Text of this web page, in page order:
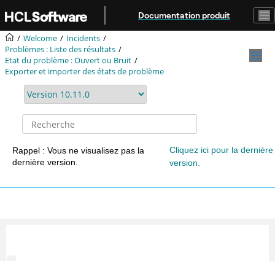
Aller au contenu principal
Documentation produit
Welcome
Incidents
Problèmes : Liste des résultats
Etat du problème : Ouvert ou Bruit
Exporter et importer des états de problème
Rappel : Vous ne visualisez pas la
dernière version.
Cliquez ici pour la dernière
version.